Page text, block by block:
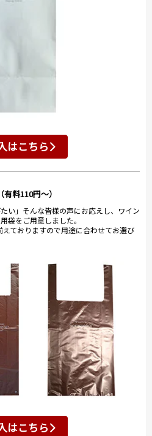
はこちら
（有料110円～）
い」そんな皆様の声にお応えし、ワイン
袋をご用意しました。
ておりますので用途に合わせてお選び
はこちら